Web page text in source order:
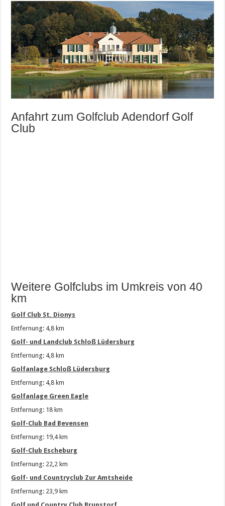
Anfahrt zum Golfclub Adendorf Golf
Club
Weitere Golfclubs im Umkreis von 40
km
Golf Club St. Dionys
Entfernung: 4,8 km
Golf- und Landclub Schloß Lüdersburg
Entfernung: 4,8 km
Golfanlage Schloß Lüdersburg
Entfernung: 4,8 km
Golfanlage Green Eagle
Entfernung: 18 km
Golf-Club Bad Bevensen
Entfernung: 19,4 km
Golf-Club Escheburg
Entfernung: 22,2 km
Golf- und Countryclub Zur Amtsheide
Entfernung: 23,9 km